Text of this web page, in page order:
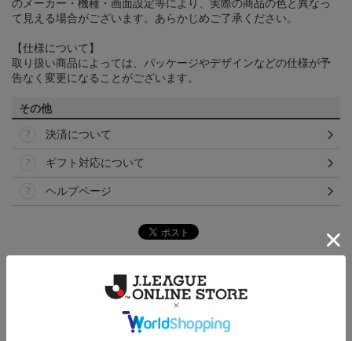
のメーカー・機種・画面設定等により、実際の商品の色と異なっ
て見える場合がございます。あらかじめご了承ください。
【仕様について】
取り扱い商品によっては、パッケージやデザインなどの仕様が予
告なく変更になることがございます。
その他
決済について
ギフト対応について
ヘルプページ
現在販売中の25ユニフォームはこちら！